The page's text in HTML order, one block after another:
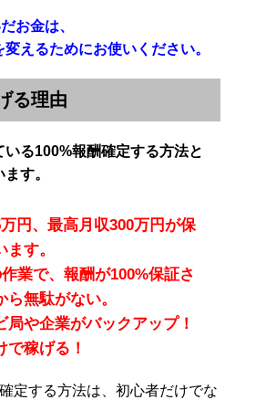
お金は、
えるためにお使いください。
る理由
いる100%報酬確定する方法と
す。
円、最高月収300万円が保
す。
業で、報酬が100%保証さ
ら無駄がない。
局や企業がバックアップ！
で稼げる！
定する方法は、初心者だけでな